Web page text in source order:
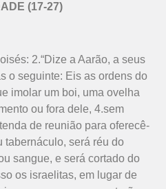
(17-27)
2.“Dize a Aarão, a seus
o seguinte: Eis as ordens do
imolar um boi, uma ovelha
ou fora dele, 4.sem
de reunião para oferecê-
tabernáculo, será réu do
sangue, e será cortado do
os israelitas, em lugar de